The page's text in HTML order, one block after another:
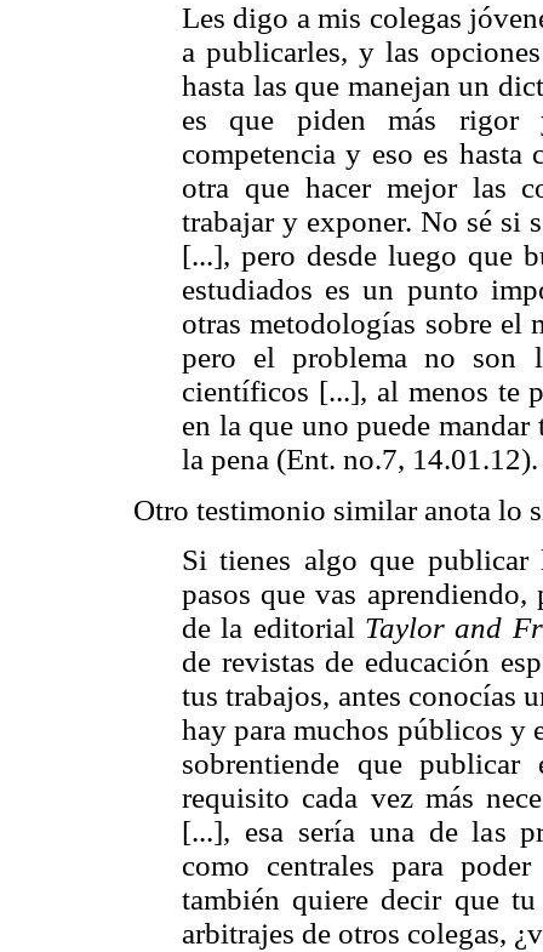
Les digo a mis colegas
a publicarles, y las
hasta las que manejan un
es que piden más rigor
competencia y eso es
otra que hacer mejor las
trabajar y exponer. No sé si
[...], pero desde luego que
estudiados es un punto
otras metodologías sobre el
pero el problema no son
científicos [...], al menos te
en la que uno puede
la pena (Ent. no.7, 14.01.12).
Otro testimonio similar anota lo
Si tienes algo que publicar
pasos que vas
de la editorial Taylor and
de revistas de educación
tus trabajos, antes conocías
hay para muchos públicos y
sobrentiende que
requisito cada vez más
[...], esa sería una de las
como centrales para
también quiere decir que
arbitrajes de otros colegas,